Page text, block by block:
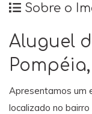
Sobre o
Aluguel
Apresentamos um
localizado no